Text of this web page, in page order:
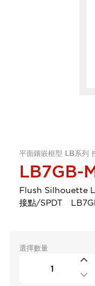
平面鑲嵌框型 LB系列
LB7GB-
Flush Silhouette
接點/SPDT
選擇數量